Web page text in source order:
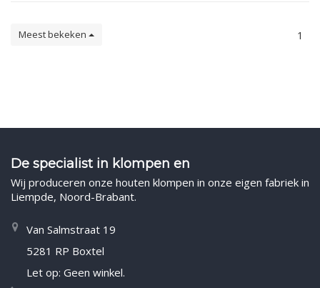
Meest bekeken 1
De specialist in klompen en
Wij produceren onze houten klompen in onze eigen fabriek in
Liempde, Noord-Brabant.
Van Salmstraat 19
5281 RP Boxtel
Let op: Geen winkel.